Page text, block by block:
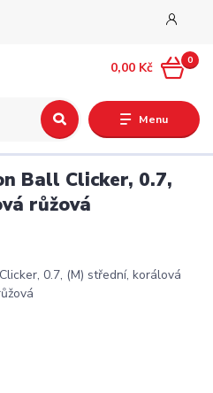
Menu
0
0,00 Kč
Ball Clicker, 0.7,
růžová